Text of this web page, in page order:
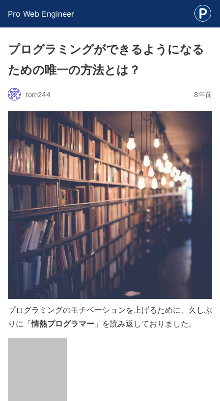
Pro Web Engineer
プログラミングができるようになる
ための唯一の方法とは？
tom244 8年前
プログラミングのモチベーションを上げるために、久しぶ
りに「情熱プログラマー 」を読み返しておりました。